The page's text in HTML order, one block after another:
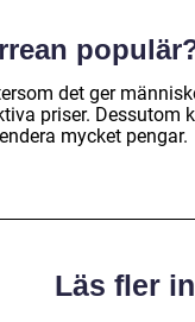
det ger
priser. Dessutom
mycket pengar.
Läs fler